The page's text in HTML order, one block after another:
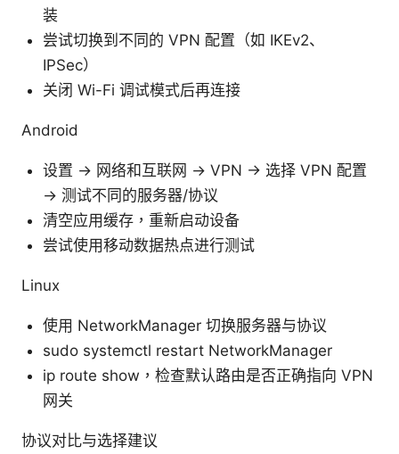
装
尝试切换到不同的 VPN 配置（如 IKEv2、
IPSec）
关闭 Wi-Fi 调试模式后再连接
Android
设置 -> 网络和互联网 -> VPN -> 选择 VPN 配置
-> 测试不同的服务器/协议
清空应用缓存，重新启动设备
尝试使用移动数据热点进行测试
Linux
使用 NetworkManager 切换服务器与协议
sudo systemctl restart NetworkManager
ip route show，检查默认路由是否正确指向 VPN
网关
协议对比与选择建议